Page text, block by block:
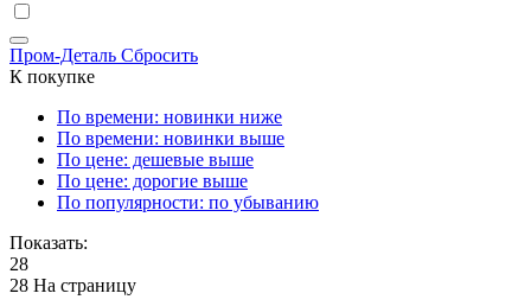
Пром-Деталь Сбросить
К покупке
По времени: новинки ниже
По времени: новинки выше
По цене: дешевые выше
По цене: дорогие выше
По популярности: по убыванию
Показать:
28
28 На страницу